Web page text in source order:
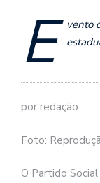
E
vento
por redação
Foto:
O Partido